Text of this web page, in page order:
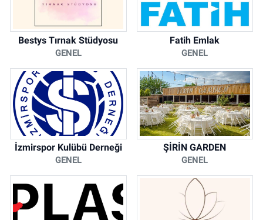
Bestys Tırnak Stüdyosu
GENEL
Fatih Emlak
GENEL
İzmirspor Kulübü Derneği
GENEL
ŞİRİN GARDEN
GENEL